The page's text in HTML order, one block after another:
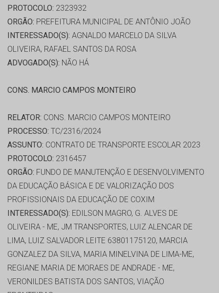
PROTOCOLO: 2323932
ORGÃO: PREFEITURA MUNICIPAL DE ANTÔNIO JOÃO
INTERESSADO(S): AGNALDO MARCELO DA SILVA
OLIVEIRA, RAFAEL SANTOS DA ROSA
ADVOGADO(S): NÃO HÁ
CONS. MARCIO CAMPOS MONTEIRO
RELATOR: CONS. MARCIO CAMPOS MONTEIRO
PROCESSO: TC/2316/2024
ASSUNTO: CONTRATO DE TRANSPORTE ESCOLAR 2023
PROTOCOLO: 2316457
ORGÃO: FUNDO DE MANUTENÇÃO E DESENVOLVIMENTO
DA EDUCAÇÃO BÁSICA E DE VALORIZAÇÃO DOS
PROFISSIONAIS DA EDUCAÇÃO DE COXIM
INTERESSADO(S): EDILSON MAGRO, G. ALVES DE
OLIVEIRA - ME, JM TRANSPORTES, LUIZ ALENCAR DE
LIMA, LUIZ SALVADOR LEITE 63801175120, MARCIA
GONZALEZ DA SILVA, MARIA MINELVINA DE LIMA-ME,
REGIANE MARIA DE MORAES DE ANDRADE - ME,
VERONILDES BATISTA DOS SANTOS, VIAÇÃO